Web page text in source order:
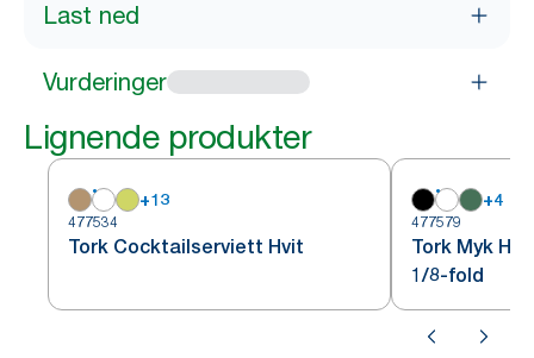
Last ned
Vurderinger
Lignende produkter
+13
477534
Tork Cocktailserviett Hvit
+4
477579
Tork Myk
1/8-fold